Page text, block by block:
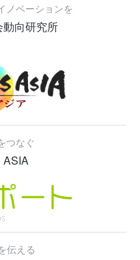
ノベーションを
動向研究所
つなぐ
ASIA
伝える